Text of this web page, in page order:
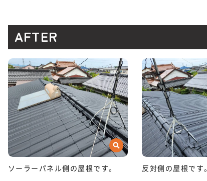
AFTER
ソーラーパネル側の屋根です。 反対側の屋根です。